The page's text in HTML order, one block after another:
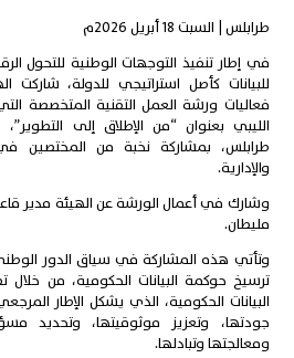
طرابلس | السبت 18 أبريل 2026م
في إطار تنفيذ التوجهات الوطنية للتحول
للبيانات كأصل استراتيجي للدولة، شاركت
فعاليات ورشة العمل التقنية المتخصصة
الليبي بعنوان “من الإطلاق إلى
طرابلس، بمشاركة نخبة من المختصين في
والإدارية.
وشارك في أعمال الورشة عن الهيئة مدير قاعدة
مليطان.
وتأتي هذه المشاركة في سياق الدور
ترسيخ حوكمة البيانات الحكومية، من
البيانات الحكومية، الذي يشكل الإطار
جودتها، وتعزيز موثوقيتها، وتحديد
ومعالجتها وتبادلها.